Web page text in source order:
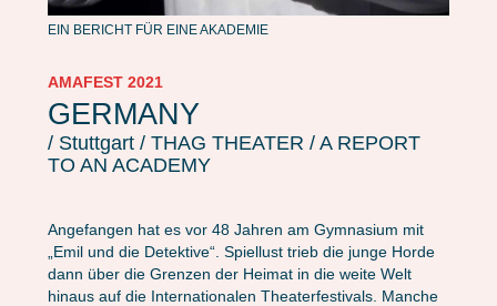
EIN BERICHT FÜR EINE AKADEMIE
AMAFEST 2021
GERMANY
/ Stuttgart / THAG THEATER / A REPORT
TO AN ACADEMY
Angefangen hat es vor 48 Jahren am Gymnasium mit
„Emil und die Detektive“. Spiellust trieb die junge Horde
dann über die Grenzen der Heimat in die weite Welt
hinaus auf die Internationalen Theaterfestivals. Manche